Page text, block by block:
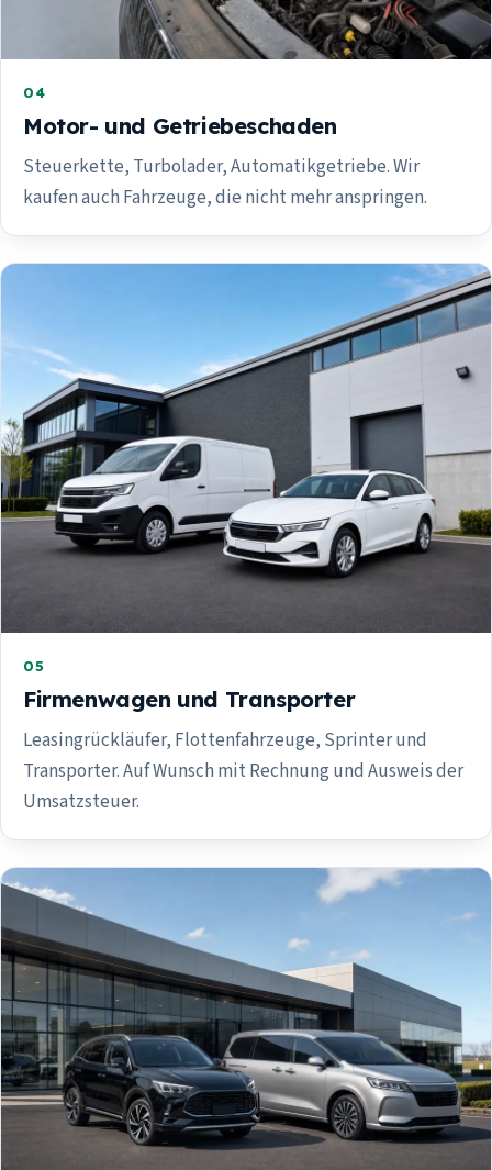
04
Motor- und Getriebeschaden
Steuerkette, Turbolader, Automatikgetriebe. Wir
kaufen auch Fahrzeuge, die nicht mehr anspringen.
05
Firmenwagen und Transporter
Leasingrückläufer, Flottenfahrzeuge, Sprinter und
Transporter. Auf Wunsch mit Rechnung und Ausweis der
Umsatzsteuer.